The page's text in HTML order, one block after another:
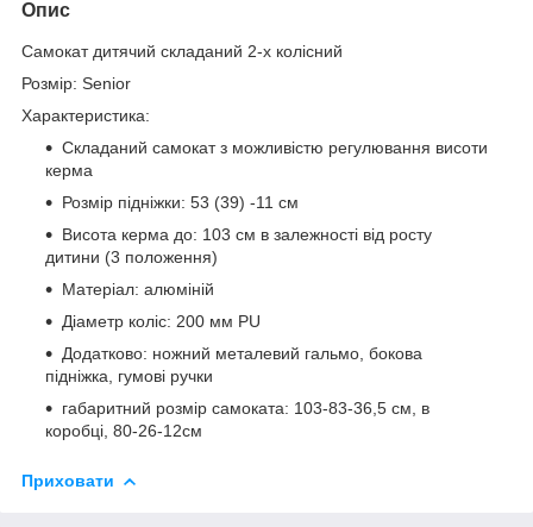
Опис
Самокат дитячий складаний 2-х колісний
Розмір: Senior
Характеристика:
Складаний самокат з можливістю регулювання висоти
керма
Розмір підніжки: 53 (39) -11 см
Висота керма до: 103 см в залежності від росту
дитини (3 положення)
Матеріал: алюміній
Діаметр коліс: 200 мм PU
Додатково: ножний металевий гальмо, бокова
підніжка, гумові ручки
габаритний розмір самоката: 103-83-36,5 см, в
коробці, 80-26-12см
Приховати